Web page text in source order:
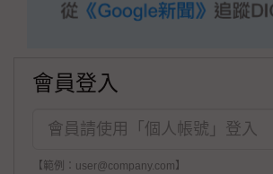
會員登入
【範例：user@company.com】